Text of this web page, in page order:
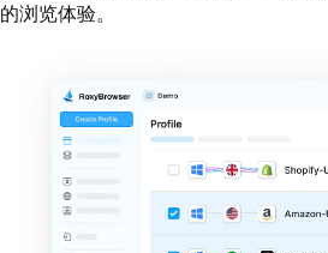
的浏览体验。